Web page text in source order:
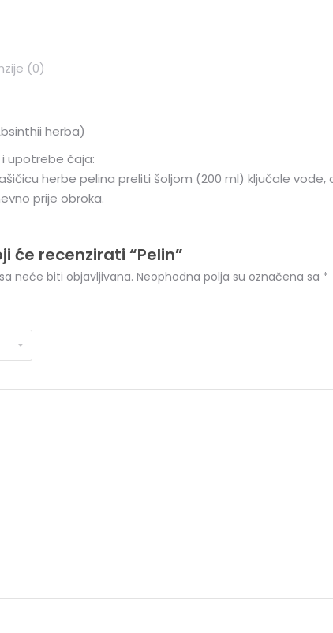
(0)
herba)
upotrebe čaja:
herbe pelina preliti šoljom (200 ml) ključale
prije obroka.
će recenzirati “Pelin”
neće biti objavljivana. Neophodna polja su označena sa *